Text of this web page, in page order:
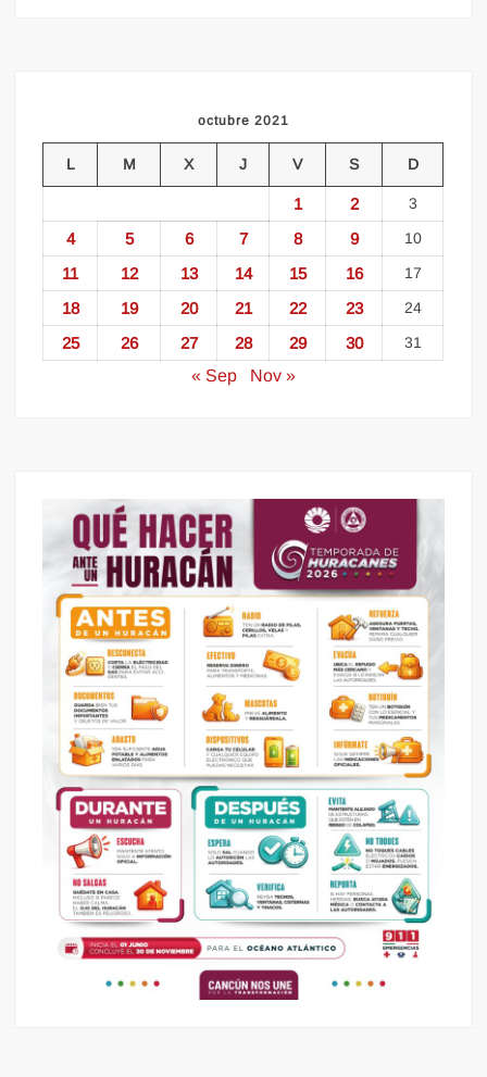
octubre 2021
L M X J V S D
1 2 3
4 5 6 7 8 9 10
11 12 13 14 15 16 17
18 19 20 21 22 23 24
25 26 27 28 29 30 31
« Sep Nov »